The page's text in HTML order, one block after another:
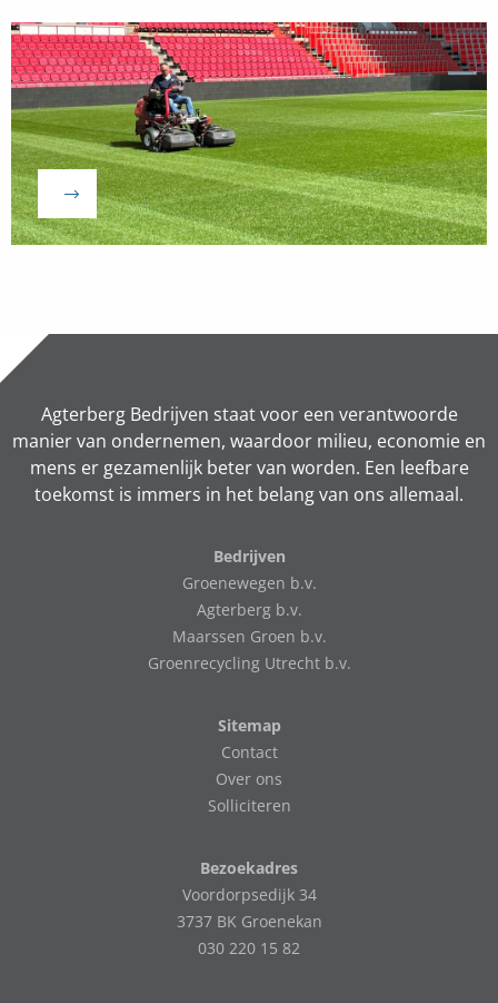
Naar
vacature
Agterberg Bedrijven staat voor een verantwoorde
manier van ondernemen, waardoor milieu, economie en
mens er gezamenlijk beter van worden. Een leefbare
toekomst is immers in het belang van ons allemaal.
Bedrijven
Groenewegen b.v.
Agterberg b.v.
Maarssen Groen b.v.
Groenrecycling Utrecht b.v.
Sitemap
Contact
Over ons
Solliciteren
Bezoekadres
Voordorpsedijk 34
3737 BK Groenekan
030 220 15 82